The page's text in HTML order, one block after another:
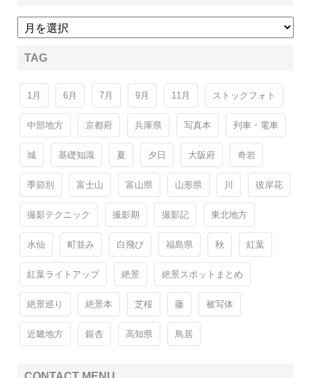
TAG
1月 6月 7月 9月 11月 ストックフォト
中部地方 京都府 兵庫県 写真本 列車・電車
城 基礎知識 夏 夕日 大阪府 奇岩
季節別 富士山 富山県 山形県 彼岸花
撮影テクニック 撮影期 撮影記 東北地方
水仙 町並み 白飛び 福島県 秋 紅葉
紅葉ライトアップ 絶景 絶景スポットまとめ
絶景巡り 絶景本 芝桜 藤 被写体
近畿地方 銀杏 高知県 鳥居